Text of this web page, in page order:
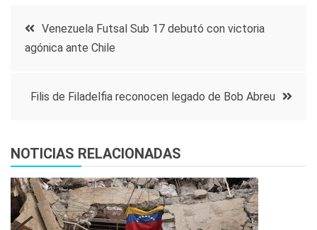
Navegación
de
entradas
Venezuela Futsal Sub 17 debutó con victoria
agónica ante Chile
Filis de Filadelfia reconocen legado de Bob Abreu
NOTICIAS RELACIONADAS